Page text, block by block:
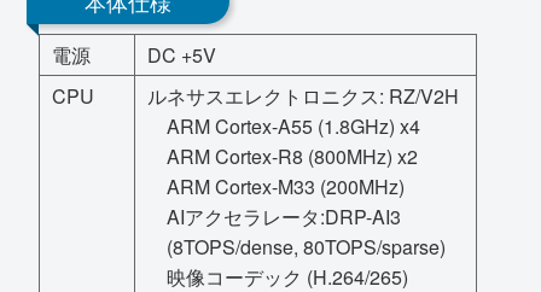
電源
DC +5V
CPU
ルネサスエレクトロニクス: RZ/V2H
ARM Cortex-A55 (1.8GHz) x4
ARM Cortex-R8 (800MHz) x2
ARM Cortex-M33 (200MHz)
AIアクセラレータ:DRP-AI3
(8TOPS/dense, 80TOPS/sparse)
映像コーデック (H.264/265)